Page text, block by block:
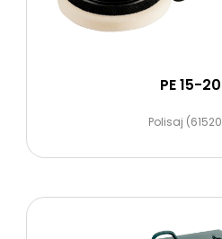
PE 15-
Polisaj